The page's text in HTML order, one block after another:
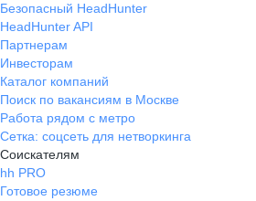
Безопасный HeadHunter
HeadHunter API
Партнерам
Инвесторам
Каталог компаний
Поиск по вакансиям в Москве
Работа рядом с метро
Сетка: соцсеть для нетворкинга
Соискателям
hh PRO
Готовое резюме